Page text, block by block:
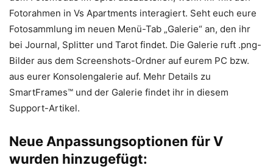
Fotorahmen in Vs Apartments interagiert. Seht euch eure
Fotosammlung im neuen Menü-Tab „Galerie“ an, den ihr
bei Journal, Splitter und Tarot findet. Die Galerie ruft .png-
Bilder aus dem Screenshots-Ordner auf eurem PC bzw.
aus eurer Konsolengalerie auf. Mehr Details zu
SmartFrames™ und der Galerie findet ihr in diesem
Support-Artikel.
Neue Anpassungsoptionen für V
wurden hinzugefügt: